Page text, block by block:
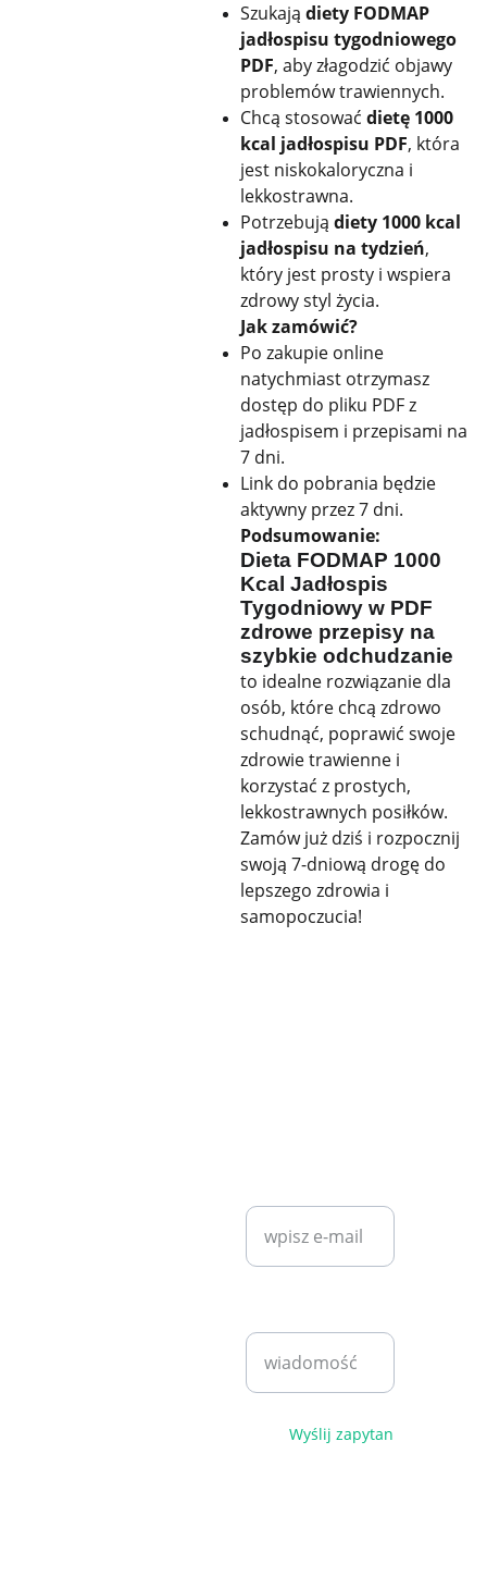
Szukają diety FODMAP
jadłospisu tygodniowego
PDF, aby złagodzić objawy
problemów trawiennych.
Chcą stosować dietę 1000
kcal jadłospisu PDF, która
jest niskokaloryczna i
lekkostrawna.
Potrzebują diety 1000 kcal
jadłospisu na tydzień,
który jest prosty i wspiera
zdrowy styl życia.
Jak zamówić?
Po zakupie online
natychmiast otrzymasz
dostęp do pliku PDF z
jadłospisem i przepisami na
7 dni.
Link do pobrania będzie
aktywny przez 7 dni.
Podsumowanie:
Dieta FODMAP 1000
Kcal Jadłospis
Tygodniowy w PDF
zdrowe przepisy na
szybkie odchudzanie
to idealne rozwiązanie dla
osób, które chcą zdrowo
schudnąć, poprawić swoje
zdrowie trawienne i
korzystać z prostych,
lekkostrawnych posiłków.
Zamów już dziś i rozpocznij
swoją 7-dniową drogę do
lepszego zdrowia i
samopoczucia!
Wyślij zapytanie